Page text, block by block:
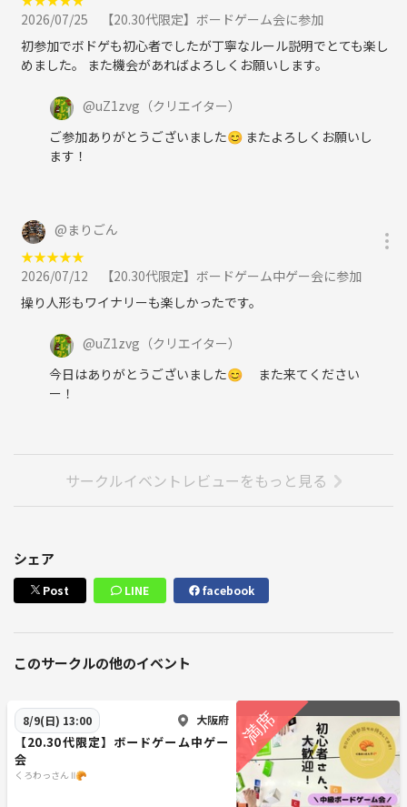
- アヴァロン
- 大富豪
- マスカレイド
- サンレンタン
2026/07/25
【20.30代限定】ボードゲーム会に参加
初参加でボドゲも初心者でしたが丁寧なルール説明でとても楽し
めました。 また機会があればよろしくお願いします。
@uZ1zvg （クリエイター）
ご参加ありがとうございました😊 またよろしくお願いし
ます！
@まりごん
★★★★★
2026/07/12
【20.30代限定】ボードゲーム中ゲー会に参加
操り人形もワイナリーも楽しかったです。
@uZ1zvg （クリエイター）
今日はありがとうございました😊 また来てください
ー！
サークルイベントレビューをもっと見る
シェア
Post LINE facebook
このサークルの他のイベント
8/9(日) 13:00 大阪府
【20.30代限定】ボードゲーム中ゲー
会
くろわっさん Ⅱ🥐